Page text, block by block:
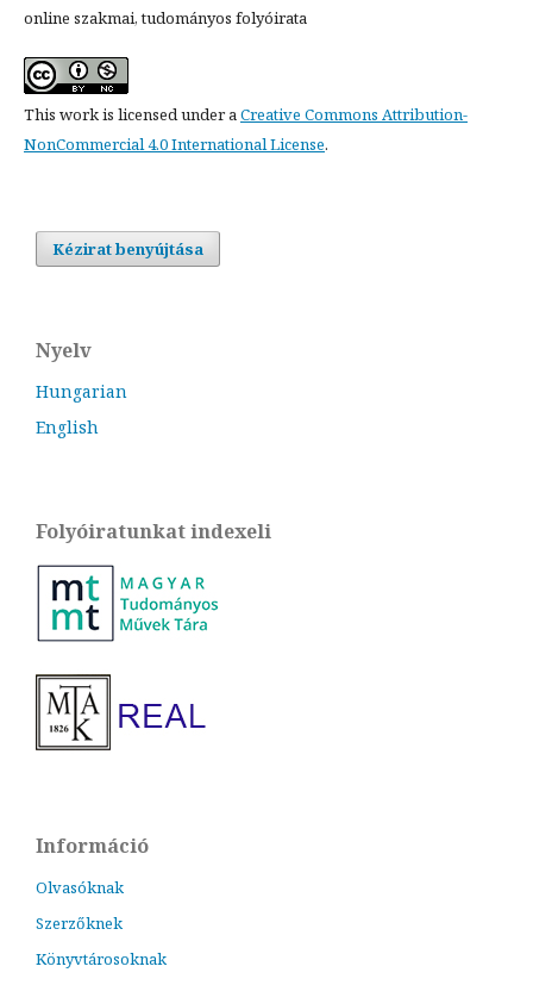
online szakmai, tudományos folyóirata
This work is licensed under aCreative Commons Attribution-
NonCommercial 4.0 International License.
Kézirat benyújtása
Nyelv
Hungarian
English
Folyóiratunkat indexeli
Információ
Olvasóknak
Szerzőknek
Könyvtárosoknak